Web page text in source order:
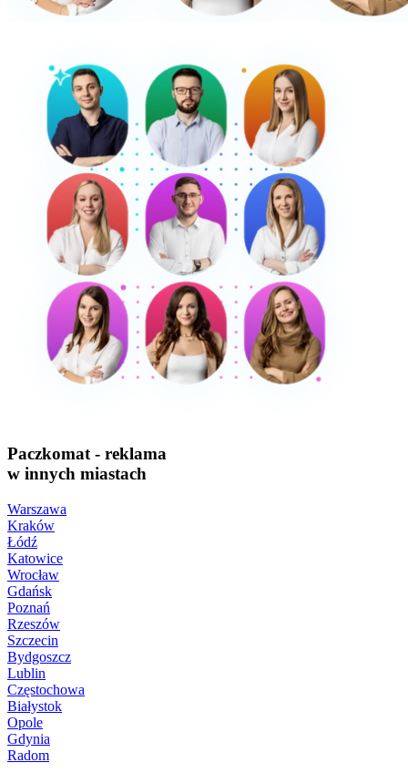
Paczkomat - reklama
w innych miastach
Warszawa
Kraków
Łódź
Katowice
Wrocław
Gdańsk
Poznań
Rzeszów
Szczecin
Bydgoszcz
Lublin
Częstochowa
Białystok
Opole
Gdynia
Radom